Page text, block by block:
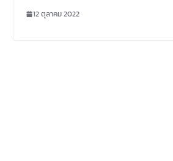
เอกชนหลังการประกาศให้โรคติด
12 ตุลาคม 2022